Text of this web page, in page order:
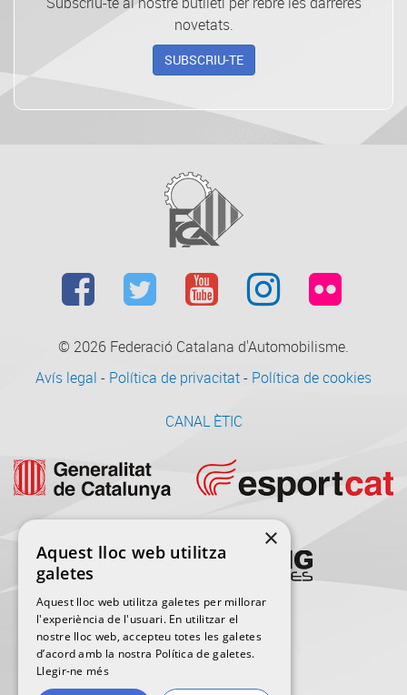
novetats.
SUBSCRIU-TE
© 2026 Federació Catalana d'Automobilisme.
Avís legal - Política de privacitat- Política de cookies
CANAL ÈTIC
×
Aquest lloc web utilitza
galetes
Aquest lloc web utilitza galetes per millorar
l'experiència de l'usuari. En utilitzar el
nostre lloc web, accepteu totes les galetes
d’acord amb la nostra Política de galetes.
Llegir-ne més